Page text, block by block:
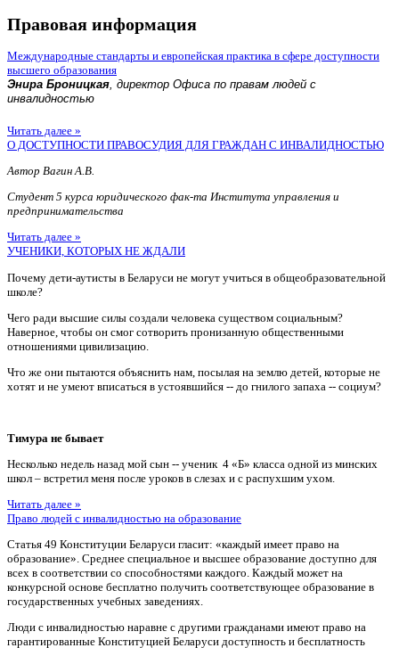
Правовая информация
Международные стандарты и европейская практика в сфере доступности
высшего образования
Энира Броницкая, директор Офиса по правам людей с
инвалидностью
Читать далее »
О ДОСТУПНОСТИ ПРАВОСУДИЯ ДЛЯ ГРАЖДАН С ИНВАЛИДНОСТЬЮ
Автор Вагин А.В.
Студент 5 курса юридического фак-та Института управления и
предпринимательства
Читать далее »
УЧЕНИКИ, КОТОРЫХ НЕ ЖДАЛИ
Почему дети-аутисты в Беларуси не могут учиться в общеобразовательной
школе?
Чего ради высшие силы создали человека существом социальным?
Наверное, чтобы он смог сотворить пронизанную общественными
отношениями цивилизацию.
Что же они пытаются объяснить нам, посылая на землю детей, которые не
хотят и не умеют вписаться в устоявшийся -- до гнилого запаха -- социум?
Тимура не бывает
Несколько недель назад мой сын -- ученик 4 «Б» класса одной из минских
школ – встретил меня после уроков в слезах и с распухшим ухом.
Читать далее »
Право людей с инвалидностью на образование
Статья 49 Конституции Беларуси гласит: «каждый имеет право на
образование». Среднее специальное и высшее образование доступно для
всех в соответствии со способностями каждого. Каждый может на
конкурсной основе бесплатно получить соответствующее образование в
государственных учебных заведениях.
Люди с инвалидностью наравне с другими гражданами имеют право на
гарантированные Конституцией Беларуси доступность и бесплатность